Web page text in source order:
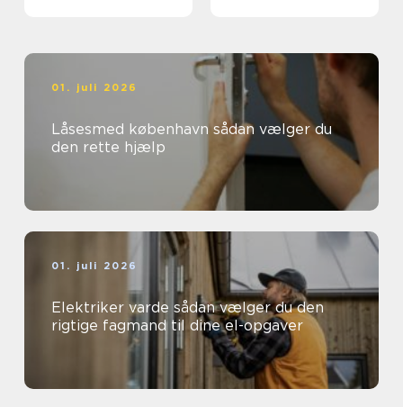
01. juli 2026
Låsesmed københavn sådan vælger du
den rette hjælp
01. juli 2026
Elektriker varde sådan vælger du den
rigtige fagmand til dine el-opgaver